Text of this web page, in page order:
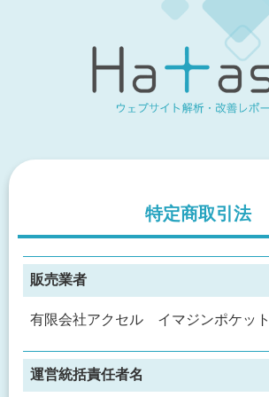
特定商取引法
販売業者
有限会社アクセル イマジンポケット
運営統括責任者名